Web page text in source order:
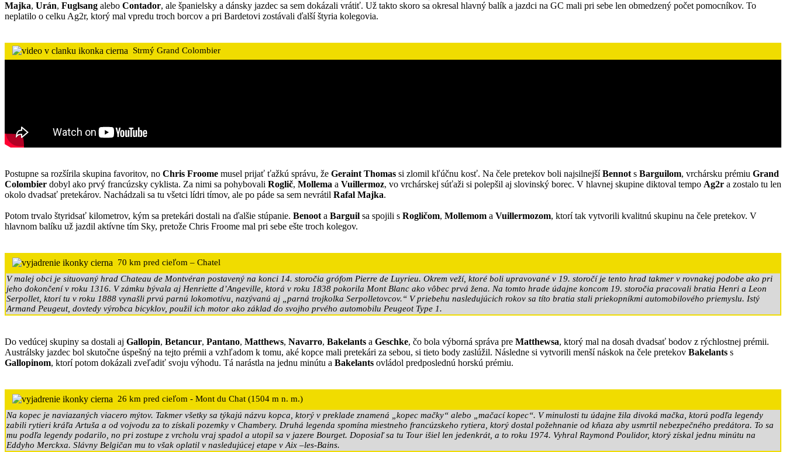
Majka, Urán, Fuglsang alebo Contador, ale španielsky a dánsky jazdec sa sem dokázali vrátiť. Už takto skoro sa okresal hlavný balík a jazdci na GC mali pri sebe len obmedzený počet pomocníkov. To
neplatilo o celku Ag2r, ktorý mal vpredu troch borcov a pri Bardetovi zostávali ďalší štyria kolegovia.
Strmý Grand Colombier
Postupne sa rozšírila skupina favoritov, no Chris Froome musel prijať ťažkú správu, že Geraint Thomas si zlomil kľúčnu kosť. Na čele pretekov boli najsilnejšíBennot s Barguilom, vrchársku prémiu Grand
Colombier dobyl ako prvý francúzsky cyklista. Za nimi sa pohybovali Roglič, Mollema a Vuillermoz, vo vrchárskej súťaži si polepšil aj slovinský borec. V hlavnej skupine diktoval tempo Ag2r a zostalo tu len
okolo dvadsať pretekárov. Nachádzali sa tu všetci lídri tímov, ale po páde sa sem nevrátil Rafal Majka.
Potom trvalo štyridsať kilometrov, kým sa pretekári dostali na ďalšie stúpanie. Benoot a Barguil sa spojili s Rogličom, Mollemom a Vuillermozom, ktorí tak vytvorili kvalitnú skupinu na čele pretekov. V
hlavnom balíku už jazdil aktívne tím Sky, pretože Chris Froome mal pri sebe ešte troch kolegov.
70 km pred cieľom – Chatel
V malej obci je situovaný hrad Chateau de Montvéran postavený na konci 14. storočia grófom Pierre de Luyrieu. Okrem veží, ktoré boli upravované v 19. storočí je tento hrad takmer v rovnakej podobe ako pri
jeho dokončení v roku 1316. V zámku bývala aj Henriette d’Angeville, ktorá v roku 1838 pokorila Mont Blanc ako vôbec prvá žena. Na tomto hrade údajne koncom 19. storočia pracovali bratia Henri a Leon
Serpollet, ktorí tu v roku 1888 vynašli prvú parnú lokomotívu, nazývanú aj „parná trojkolka Serpolletovcov.“ V priebehu nasledujúcich rokov sa títo bratia stali priekopníkmi automobilového priemyslu. Istý
Armand Peugeut, dovtedy výrobca bicyklov, použil ich motor ako základ do svojho prvého automobilu Peugeot Type 1.
Do vedúcej skupiny sa dostali aj Gallopin, Betancur, Pantano, Matthews, Navarro, Bakelants a Geschke, čo bola výborná správa pre Matthewsa, ktorý mal na dosah dvadsať bodov z rýchlostnej prémii.
Austrálsky jazdec bol skutočne úspešný na tejto prémii a vzhľadom k tomu, aké kopce mali pretekári za sebou, si tieto body zaslúžil. Následne si vytvorili menší náskok na čele pretekov Bakelants s
Gallopinom, ktorí potom dokázali zveľadiť svoju výhodu. Tá narástla na jednu minútu a Bakelants ovládol predposlednú horskú prémiu.
26 km pred cieľom - Mont du Chat (1504 m n. m.)
Na kopec je naviazaných viacero mýtov. Takmer všetky sa týkajú názvu kopca, ktorý v preklade znamená „kopec mačky“ alebo „mačací kopec“. V minulosti tu údajne žila divoká mačka, ktorú podľa legendy
zabili rytieri kráľa Artuša a od vojvodu za to získali pozemky v Chambery. Druhá legenda spomína miestneho francúzskeho rytiera, ktorý dostal požehnanie od kňaza aby usmrtil nebezpečného predátora. To sa
mu podľa legendy podarilo, no pri zostupe z vrcholu vraj spadol a utopil sa v jazere Bourget. Doposiaľ sa tu Tour išiel len jedenkrát, a to roku 1974. Vyhral Raymond Poulidor, ktorý získal jednu minútu na
Eddyho Merckxa. Slávny Belgičan mu to však oplatil v nasledujúcej etape v Aix –les-Bains.